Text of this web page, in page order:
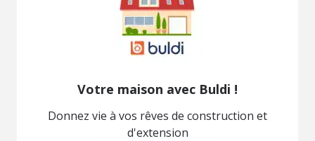
Votre maison avec Buldi !
Donnez vie à vos rêves de construction et
d'extension